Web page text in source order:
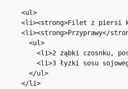
<ul>
<li><strong>Filet z piersi
<li><strong>Przyprawy</
  <ul>
<li>2 ząbki czosnku,
<li>3 łyżki sosu
  </ul>
</li>